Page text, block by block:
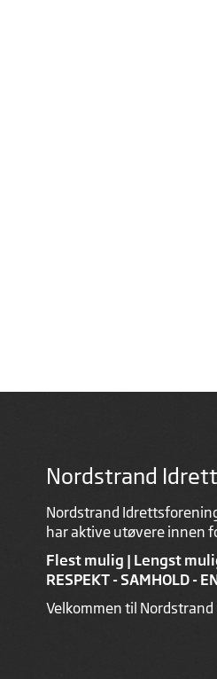
Nordstrand
Nordstrand
har aktive utøvere innen
Flest mulig | Lengst
RESPEKT - SAMHOLD -
Velkommen til